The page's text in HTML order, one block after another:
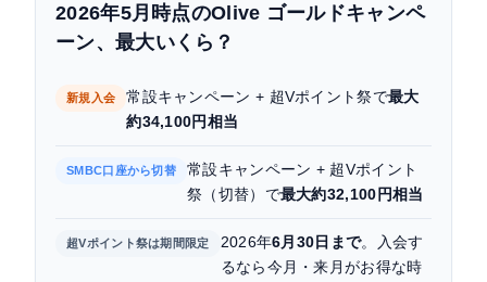
よくある質問
2026年5月時点のOlive ゴールドキャンペ
ーン、最大いくら？
新規入会 常設キャンペーン + 超Vポイント祭で最大
約34,100円相当
SMBC口座から切替
常設キャンペーン + 超Vポイント
祭（切替）で最大約32,100円相当
超Vポイント祭は期間限定 2026年6月30日まで。入会す
るなら今月・来月がお得な時